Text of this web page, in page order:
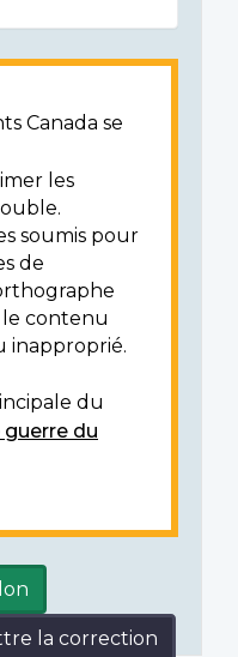
Canada se
les
soumis pour
de
contenu
inapproprié.
du
du
la correction